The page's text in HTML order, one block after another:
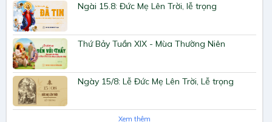
Ngài 15.8: Đức Mẹ Lên Trời, lễ trọng
Thứ Bảy Tuần XIX - Mùa Thường Niên
Ngày 15/8: Lễ Đức Mẹ Lên Trời, Lễ trọng
Xem thêm